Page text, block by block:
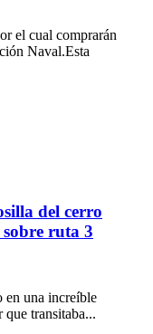
el cual comprarán
Naval.Esta
del cerro
sobre ruta 3
en una increíble
que transitaba...